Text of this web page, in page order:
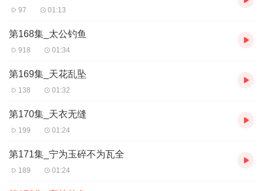
97 01:13
第168集_太公钓鱼
918 01:34
第169集_天花乱坠
138 01:32
第170集_天衣无缝
199 01:24
第171集_宁为玉碎不为瓦全
189 01:24